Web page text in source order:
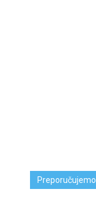
Preporučujemo